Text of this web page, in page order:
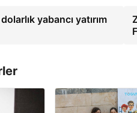
yabancı yatırım